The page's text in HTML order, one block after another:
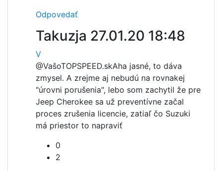
Odpovedať
Takuzja 27.01.20 18:48
V
@VašoTOPSPEED.skAha jasné, to dáva
zmysel. A zrejme aj nebudú na rovnakej
"úrovni porušenia", lebo som zachytil že pre
Jeep Cherokee sa už preventívne začal
proces zrušenia licencie, zatiaľ čo Suzuki
má priestor to napraviť
0
2